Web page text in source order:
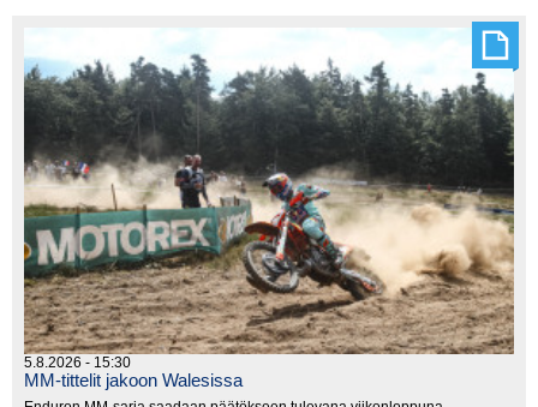
5.8.2026 - 15:30
MM-tittelit jakoon Walesissa